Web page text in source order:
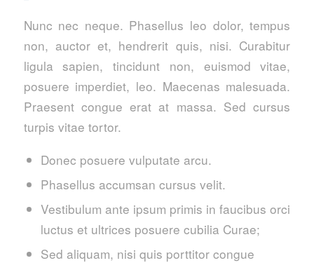
Nunc nec neque. Phasellus leo dolor, tempus
non, auctor et, hendrerit quis, nisi. Curabitur
ligula sapien, tincidunt non, euismod vitae,
posuere imperdiet, leo. Maecenas malesuada.
Praesent congue erat at massa. Sed cursus
turpis vitae tortor.
Donec posuere vulputate arcu.
Phasellus accumsan cursus velit.
Vestibulum ante ipsum primis in faucibus orci
luctus et ultrices posuere cubilia Curae;
Sed aliquam, nisi quis porttitor congue